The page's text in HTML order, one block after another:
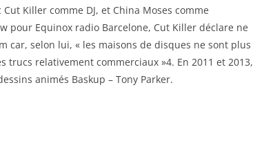
Killer comme DJ, et China Moses comme
pour Equinox radio Barcelone, Cut Killer déclare ne
car, selon lui, « les maisons de disques ne sont plus
relativement commerciaux »4. En 2011 et 2013,
animés Baskup – Tony Parker.